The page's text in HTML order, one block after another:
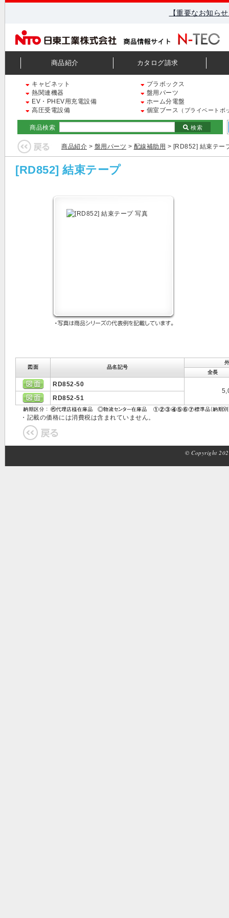
【重要なお知ら
商品紹介 カタログ請求
キャビネット
プラボックス
熱関連機器
盤用パーツ
EV・PHEV用充電設備
ホーム分電盤
高圧受電設備
個室ブース （プライベートボ
商品検索 検索
商品紹介 > 盤用パーツ > 配線補助用 > [RD852] 結束テー
[RD852] 結束テープ
図面 品名記号
全長
RD852-50
RD852-51
・記載の価格には消費税は含まれていません。
© Copyright